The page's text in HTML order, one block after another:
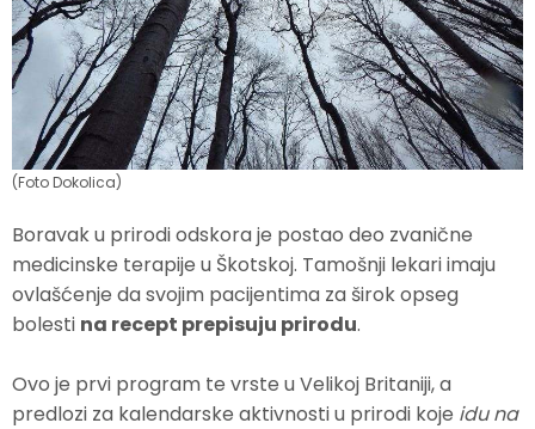
(Foto Dokolica)
Boravak u prirodi odskora je postao deo zvanične
medicinske terapije u Škotskoj. Tamošnji lekari imaju
ovlašćenje da svojim pacijentima za širok opseg
bolesti na recept prepisuju prirodu.
Ovo je prvi program te vrste u Velikoj Britaniji, a
predlozi za kalendarske aktivnosti u prirodi koje idu na